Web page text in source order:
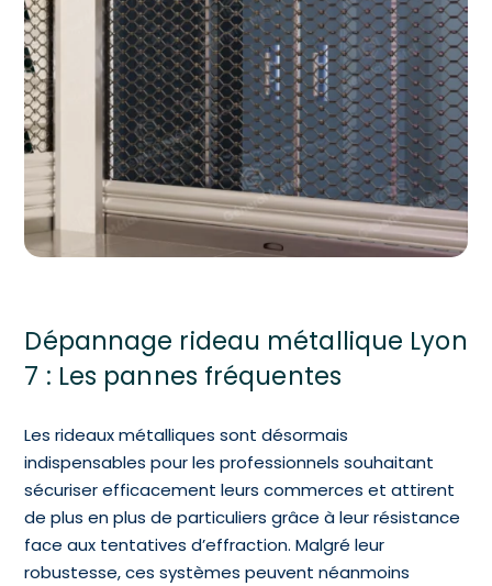
Dépannage rideau métallique Lyon
7 : Les pannes fréquentes
Les rideaux métalliques sont désormais
indispensables pour les professionnels souhaitant
sécuriser efficacement leurs commerces et attirent
de plus en plus de particuliers grâce à leur résistance
face aux tentatives d’effraction. Malgré leur
robustesse, ces systèmes peuvent néanmoins